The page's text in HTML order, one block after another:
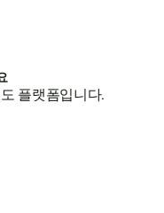
플랫폼입니다.